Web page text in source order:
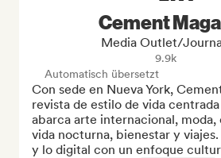
Cement
Media Outlet/
9.9k
Automatisch übersetzt
Con sede en Nueva York,
revista de estilo de vida
abarca arte internacional,
vida nocturna, bienestar y
y lo digital con un enfoque